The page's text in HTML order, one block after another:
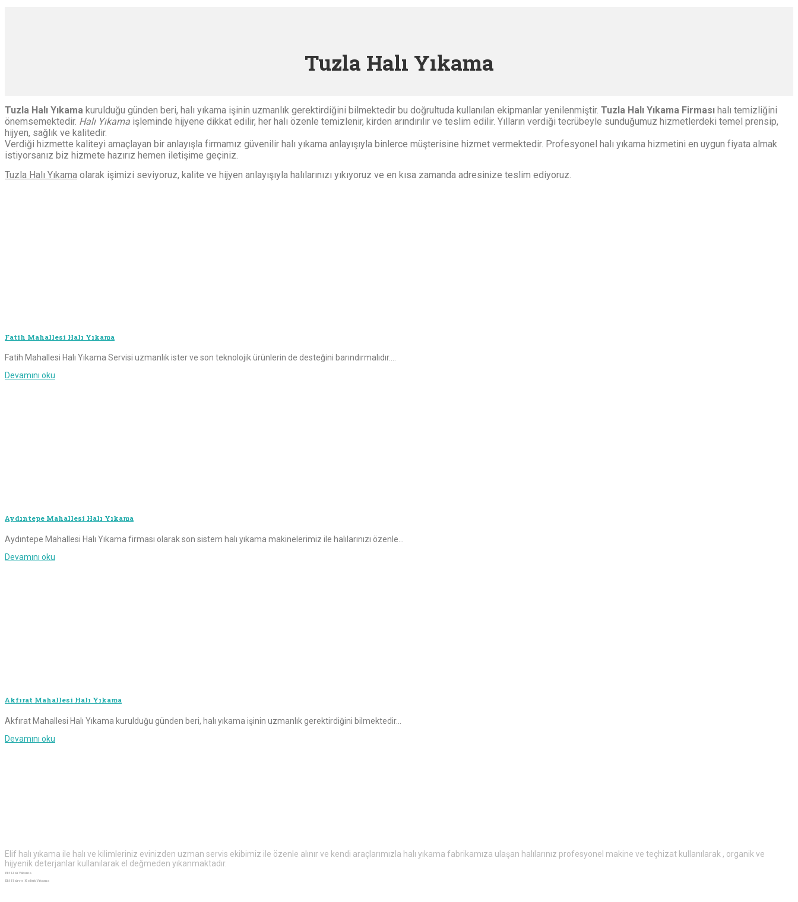
Tuzla Halı Yıkama
Tuzla Halı Yıkama kurulduğu günden beri, halı yıkama işinin uzmanlık gerektirdiğini bilmektedir bu doğrultuda kullanılan ekipmanlar yenilenmiştir. Tuzla Halı Yıkama Firması halı temizliğini
önemsemektedir. Halı Yıkama işleminde hijyene dikkat edilir, her halı özenle temizlenir, kirden arındırılır ve teslim edilir. Yılların verdiği tecrübeyle sunduğumuz hizmetlerdeki temel prensip,
hijyen, sağlık ve kalitedir.
Verdiği hizmette kaliteyi amaçlayan bir anlayışla firmamız güvenilir halı yıkama anlayışıyla binlerce müşterisine hizmet vermektedir. Profesyonel halı yıkama hizmetini en uygun fiyata almak
istiyorsanız biz hizmete hazırız hemen iletişime geçiniz.
Tuzla Halı Yıkama olarak işimizi seviyoruz, kalite ve hijyen anlayışıyla halılarınızı yıkıyoruz ve en kısa zamanda adresinize teslim ediyoruz.
Fatih Mahallesi Halı Yıkama
Fatih Mahallesi Halı Yıkama Servisi uzmanlık ister ve son teknolojik ürünlerin de desteğini barındırmalıdır....
Devamını oku
Aydıntepe Mahallesi Halı Yıkama
Aydıntepe Mahallesi Halı Yıkama firması olarak son sistem halı yıkama makinelerimiz ile halılarınızı özenle...
Devamını oku
Akfırat Mahallesi Halı Yıkama
Akfırat Mahallesi Halı Yıkama kurulduğu günden beri, halı yıkama işinin uzmanlık gerektirdiğini bilmektedir...
Devamını oku
Elif halı yıkama ile halı ve kilimleriniz evinizden uzman servis ekibimiz ile özenle alınır ve kendi araçlarımızla halı yıkama fabrikamıza ulaşan halılarınız profesyonel makine ve teçhizat kullanılarak , organik ve
hijyenik deterjanlar kullanılarak el değmeden yıkanmaktadır.
Elif Halı Yıkama
Elif Halı ve Koltuk Yıkama